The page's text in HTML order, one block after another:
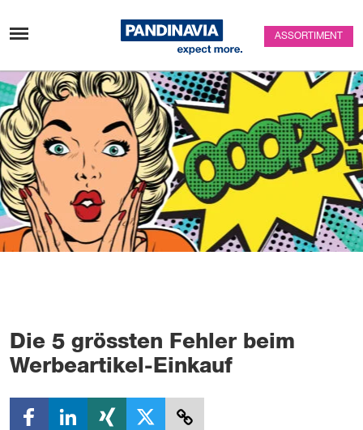
ASSORTIMENT
Die 5 grössten Fehler beim
Werbeartikel-Einkauf